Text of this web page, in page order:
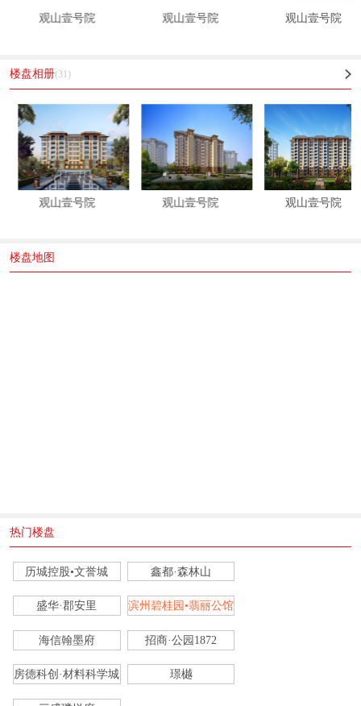
观山壹号院 观山壹号院 观山壹号院
楼盘相册(31)
观山壹号院 观山壹号院 观山壹号院
楼盘地图
热门楼盘
历城控股•文誉城 鑫都·森林山
盛华·郡安里 滨州碧桂园•翡丽公馆
海信翰墨府 招商·公园1872
房德科创·材料科学城 璟樾